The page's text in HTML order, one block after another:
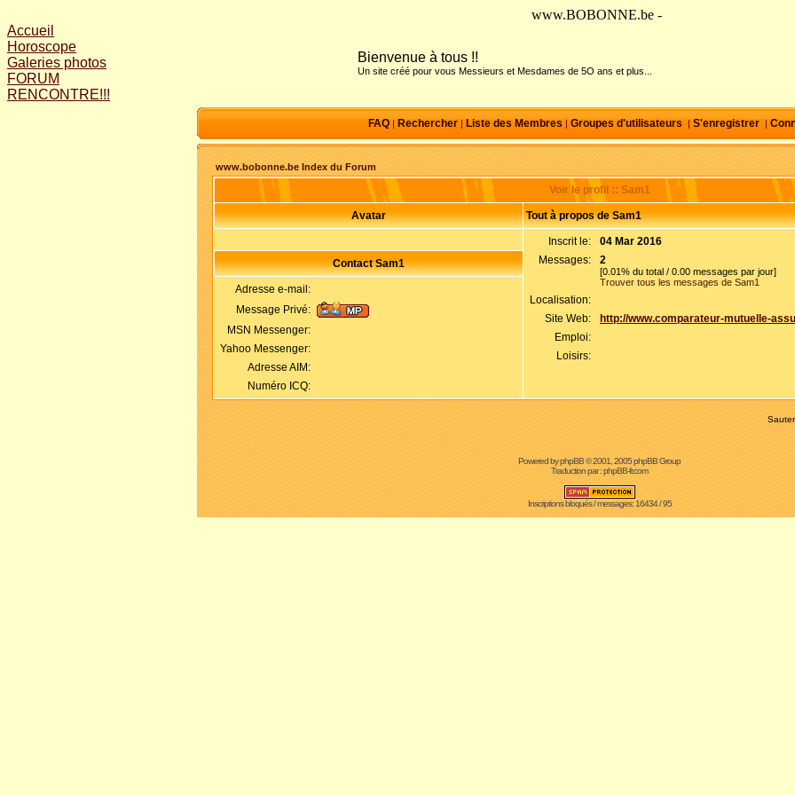
www.BOBONNE.be -
Accueil
Horoscope
Galeries photos
FORUM
RENCONTRE!!!
Bienvenue à tous !!
Un site créé pour vous Messieurs et Mesdames de 5O ans et plus...
FAQ| Rechercher| Liste des Membres | Groupes d'utilisateurs | S'enregistrer|
www.bobonne.be Index du Forum
Voir le profil :: Sam1
Avatar Tout à propos de Sam1
Inscrit le:
04 Mar 2016
Messages:
2
[0.01% du total / 0.00 messages par jour]
Trouver tous les messages de Sam1
Localisation:
Site Web:
http://www.comparateur-mutuelle-
Emploi:
Loisirs:
Contact Sam1
Adresse e-mail:
Message Privé:
MSN Messenger:
Yahoo Messenger:
Adresse AIM:
Numéro ICQ:
Powered byphpBB© 2001, 2005 phpBB Group
Traduction par :phpBB-fr.com
Inscriptions bloqués / messages: 16434 / 95